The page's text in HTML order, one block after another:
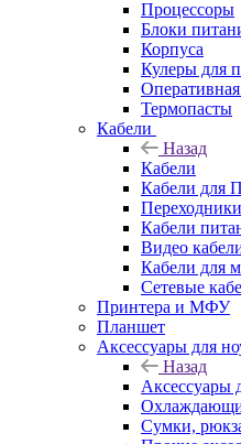
Процессоры
Блоки
Корпуса
Кулеры для
Термопасты
Кабели
Назад
Кабели
Кабели для
Кабели
Видео
Кабели для
Сетевые
Принтера и МФУ
Планшет
Аксессуары для
Назад
Аксессуары
Сумки,